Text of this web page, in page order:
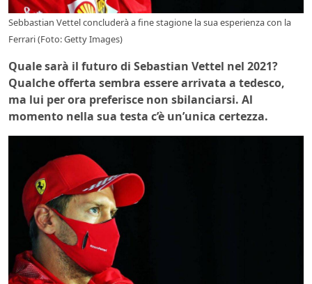
Sebbastian Vettel concluderà a fine stagione la sua esperienza con la
Ferrari (Foto: Getty Images)
Quale sarà il futuro di Sebastian Vettel nel 2021?
Qualche offerta sembra essere arrivata a tedesco,
ma lui per ora preferisce non sbilanciarsi. Al
momento nella sua testa c’è un’unica certezza.